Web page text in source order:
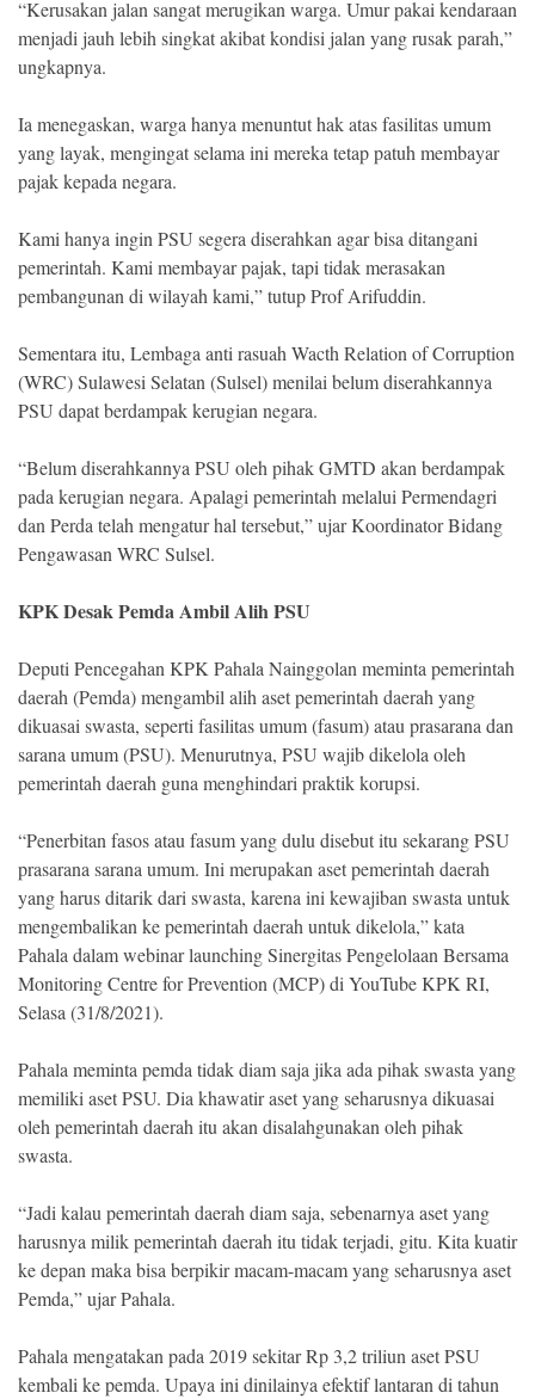
“Kerusakan jalan sangat merugikan warga. Umur pakai kendaraan
menjadi jauh lebih singkat akibat kondisi jalan yang rusak parah,”
ungkapnya.
Ia menegaskan, warga hanya menuntut hak atas fasilitas umum
yang layak, mengingat selama ini mereka tetap patuh membayar
pajak kepada negara.
Kami hanya ingin PSU segera diserahkan agar bisa ditangani
pemerintah. Kami membayar pajak, tapi tidak merasakan
pembangunan di wilayah kami,” tutup Prof Arifuddin.
Sementara itu, Lembaga anti rasuah Wacth Relation of Corruption
(WRC) Sulawesi Selatan (Sulsel) menilai belum diserahkannya
PSU dapat berdampak kerugian negara.
“Belum diserahkannya PSU oleh pihak GMTD akan berdampak
pada kerugian negara. Apalagi pemerintah melalui Permendagri
dan Perda telah mengatur hal tersebut,” ujar Koordinator Bidang
Pengawasan WRC Sulsel.
KPK Desak Pemda Ambil Alih PSU
Deputi Pencegahan KPK Pahala Nainggolan meminta pemerintah
daerah (Pemda) mengambil alih aset pemerintah daerah yang
dikuasai swasta, seperti fasilitas umum (fasum) atau prasarana dan
sarana umum (PSU). Menurutnya, PSU wajib dikelola oleh
pemerintah daerah guna menghindari praktik korupsi.
“Penerbitan fasos atau fasum yang dulu disebut itu sekarang PSU
prasarana sarana umum. Ini merupakan aset pemerintah daerah
yang harus ditarik dari swasta, karena ini kewajiban swasta untuk
mengembalikan ke pemerintah daerah untuk dikelola,” kata
Pahala dalam webinar launching Sinergitas Pengelolaan Bersama
Monitoring Centre for Prevention (MCP) di YouTube KPK RI,
Selasa (31/8/2021).
Pahala meminta pemda tidak diam saja jika ada pihak swasta yang
memiliki aset PSU. Dia khawatir aset yang seharusnya dikuasai
oleh pemerintah daerah itu akan disalahgunakan oleh pihak
swasta.
“Jadi kalau pemerintah daerah diam saja, sebenarnya aset yang
harusnya milik pemerintah daerah itu tidak terjadi, gitu. Kita kuatir
ke depan maka bisa berpikir macam-macam yang seharusnya aset
Pemda,” ujar Pahala.
Pahala mengatakan pada 2019 sekitar Rp 3,2 triliun aset PSU
kembali ke pemda. Upaya ini dinilainya efektif lantaran di tahun